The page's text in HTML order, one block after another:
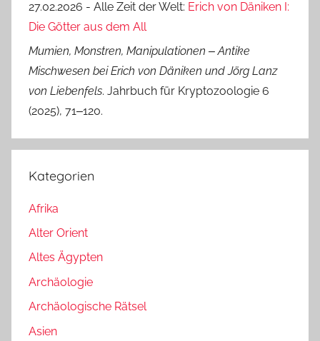
27.02.2026 - Alle Zeit der Welt: Erich von Däniken I:
Die Götter aus dem All
Mumien, Monstren, Manipulationen ‒ Antike
Mischwesen bei Erich von Däniken und Jörg Lanz
von Liebenfels. Jahrbuch für Kryptozoologie 6
(2025), 71‒120.
Kategorien
Afrika
Alter Orient
Altes Ägypten
Archäologie
Archäologische Rätsel
Asien